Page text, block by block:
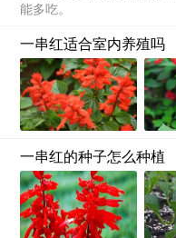
能多吃。
一串红适合室内养殖吗
一串红的种子怎么种植